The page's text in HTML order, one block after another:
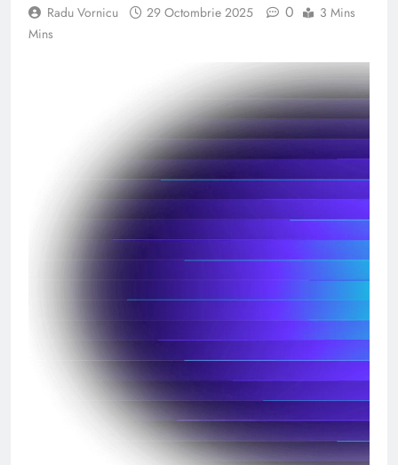
Radu Vornicu 29 Octombrie 2025 0
3 Mins
Mins